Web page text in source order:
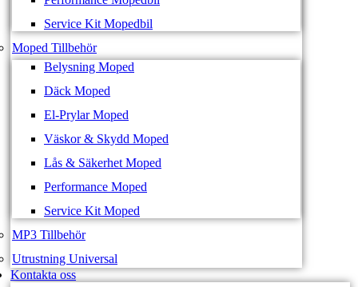
Service Kit Mopedbil
Moped Tillbehör
Belysning Moped
Däck Moped
El-Prylar Moped
Väskor & Skydd Moped
Lås & Säkerhet Moped
Performance Moped
Service Kit Moped
MP3 Tillbehör
Utrustning Universal
Kontakta oss